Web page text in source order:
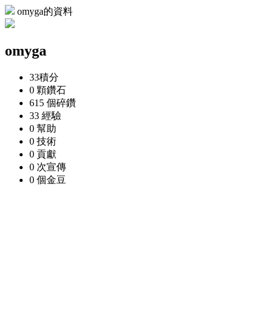
omyga的資料
omyga
33積分
0 顆鑽石
615 個碎鑽
33 經驗
0 幫助
0 技術
0 貢獻
0 次宣傳
0 個金豆